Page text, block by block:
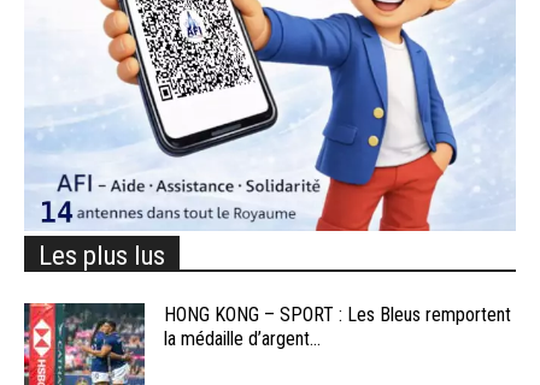
Les plus lus
HONG KONG – SPORT : Les Bleus remportent
la médaille d’argent...